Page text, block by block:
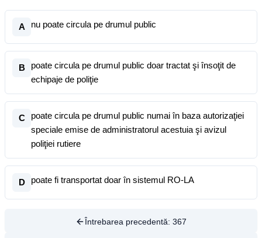
A nu poate circula pe drumul public
B
poate circula pe drumul public doar tractat şi însoţit de
echipaje de poliţie
C
poate circula pe drumul public numai în baza autorizaţiei
speciale emise de administratorul acestuia şi avizul
poliţiei rutiere
D poate fi transportat doar în sistemul RO-LA
Întrebarea precedentă: 367